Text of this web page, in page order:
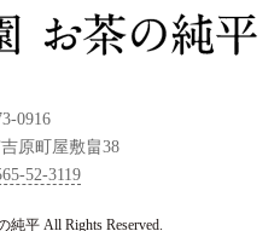
0916
原町屋敷畠38
52-3119
純平 All Rights Reserved.